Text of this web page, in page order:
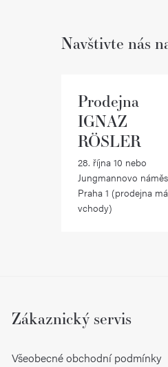
Navštivte nás
Prodejna
IGNAZ
RÖSLER
28. října 10 nebo
Jungmannovo
Praha 1 (prodejna
vchody)
Zákaznický servis
Všeobecné obchodní podmínky